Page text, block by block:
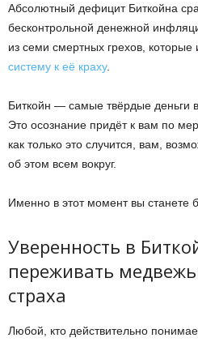
Абсолютный дефицит Биткойна
бесконтрольной денежной
из семи смертных грехов, которые
систему к её краху.
Биткойн — самые твёрдые деньги
Это осознание придёт к вам по
как только это случится, вам,
об этом всем вокруг.
Именно в этот момент вы станете
Уверенность в
переживать
страха
Любой, кто действительно